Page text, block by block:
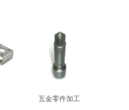
五金零件加工